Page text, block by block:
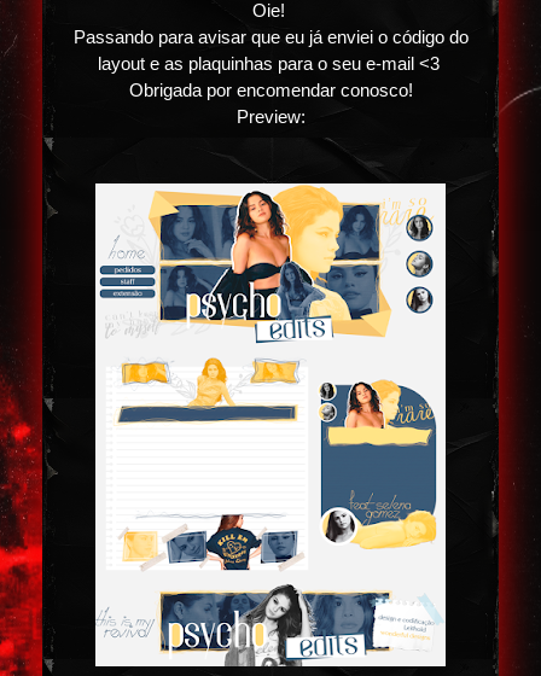
Oie!
Passando para avisar que eu já enviei o código do
layout e as plaquinhas para o seu e-mail <3
Obrigada por encomendar conosco!
Preview: